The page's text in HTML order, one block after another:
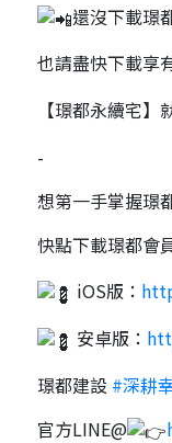
還沒下載璟
也請盡快下載享
【璟都永續宅
-
想第一手掌握璟
快點下載璟都會
iOS版：
安卓版：
璟都建設 #深耕
官方LINE@